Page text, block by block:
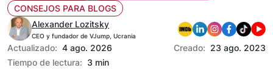
CONSEJOS PARA BLOGS
Alexander Lozitsky
CEO y fundador de VJump, Ucrania
Actualizado: 4 ago. 2026 Creado: 23 ago. 2023
Tiempo de lectura: 3 min